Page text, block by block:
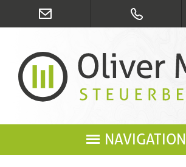
NAVIGATION